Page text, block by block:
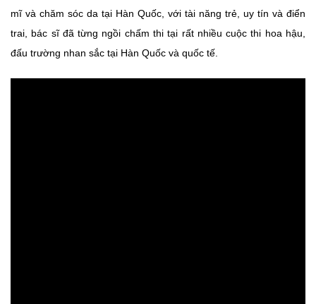
mĩ và chăm sóc da tại Hàn Quốc, với tài năng trẻ, uy tín và điển
trai, bác sĩ đã từng ngồi chấm thi tại rất nhiều cuộc thi hoa hậu,
đấu trường nhan sắc tại Hàn Quốc và quốc tế.